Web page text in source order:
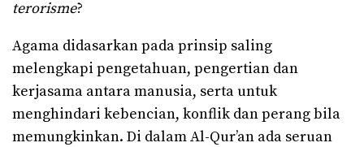
terorisme?
Agama didasarkan pada prinsip saling
melengkapi pengetahuan, pengertian dan
kerjasama antara manusia, serta untuk
menghindari kebencian, konflik dan perang bila
memungkinkan. Di dalam Al-Qur’an ada seruan